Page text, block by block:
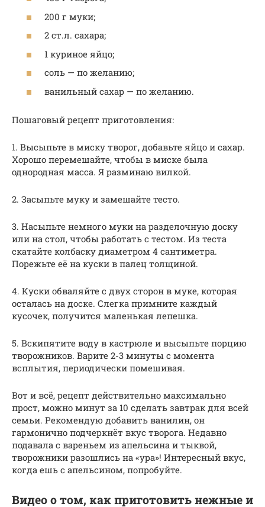
200 г муки;
2 ст.л. сахара;
1 куриное яйцо;
соль — по желанию;
ванильный сахар — по желанию.
Пошаговый рецепт приготовления:
1. Высыпьте в миску творог, добавьте яйцо и сахар.
Хорошо перемешайте, чтобы в миске была
однородная масса. Я разминаю вилкой.
2. Засыпьте муку и замешайте тесто.
3. Насыпьте немного муки на разделочную доску
или на стол, чтобы работать с тестом. Из теста
скатайте колбаску диаметром 4 сантиметра.
Порежьте её на куски в палец толщиной.
4. Куски обваляйте с двух сторон в муке, которая
осталась на доске. Слегка примните каждый
кусочек, получится маленькая лепешка.
5. Вскипятите воду в кастрюле и высыпьте порцию
творожников. Варите 2-3 минуты с момента
всплытия, периодически помешивая.
Вот и всё, рецепт действительно максимально
прост, можно минут за 10 сделать завтрак для всей
семьи. Рекомендую добавить ванилин, он
гармонично подчеркнёт вкус творога. Недавно
подавала с вареньем из апельсина и тыквой,
творожники разошлись на «ура»! Интересный вкус,
когда ешь с апельсином, попробуйте.
Видео о том, как приготовить нежные и